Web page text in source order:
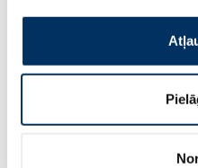
izmantošanai, lūdzu,
Saules